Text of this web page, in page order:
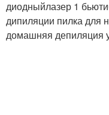
диодныйлазер 1
дипиляции пилка для
домашняя депиляция